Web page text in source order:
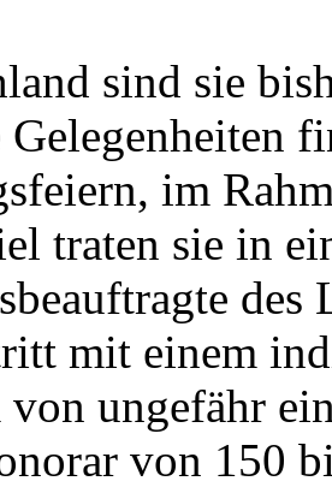
sind sie
im
traten sie in
des
mit einem
ungefähr
von 150